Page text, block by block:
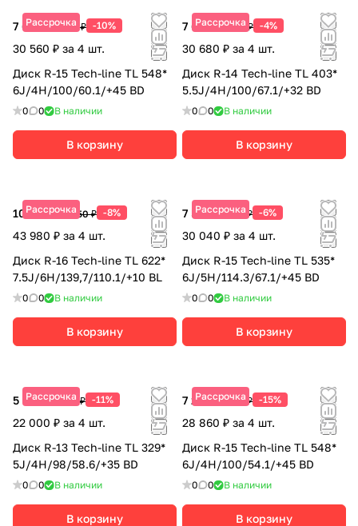
Рассрочка
7 640 ₽8 490 ₽ -10%
30 560 ₽ за 4 шт.
Диск R-15 Tech-line TL 548*
6J/4H/100/60.1/+45 BD
0 0 В наличии
В корзину
Рассрочка
7 670 ₽7 990 ₽ -4%
30 680 ₽ за 4 шт.
Диск R-14 Tech-line TL 403*
5.5J/4H/100/67.1/+32 BD
0 0 В наличии
В корзину
Рассрочка
10 995 ₽11 950 ₽ -8%
43 980 ₽ за 4 шт.
Диск R-16 Tech-line TL 622*
7.5J/6H/139,7/110.1/+10 BL
0 0 В наличии
В корзину
Рассрочка
7 510 ₽7 990 ₽ -6%
30 040 ₽ за 4 шт.
Диск R-15 Tech-line TL 535*
6J/5H/114.3/67.1/+45 BD
0 0 В наличии
В корзину
Рассрочка
5 500 ₽6 180 ₽ -11%
22 000 ₽ за 4 шт.
Диск R-13 Tech-line TL 329*
5J/4H/98/58.6/+35 BD
0 0 В наличии
В корзину
Рассрочка
7 215 ₽8 490 ₽ -15%
28 860 ₽ за 4 шт.
Диск R-15 Tech-line TL 548*
6J/4H/100/54.1/+45 BD
0 0 В наличии
В корзину